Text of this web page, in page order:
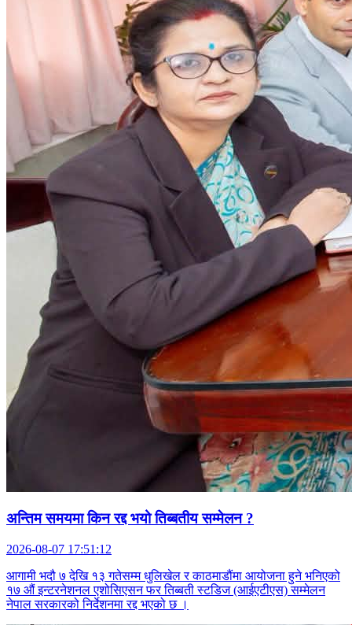
अन्तिम समयमा किन रद्द भयो तिब्बतीय सम्मेलन ?
2026-08-07 17:51:12
आगामी भदौ ७ देखि १३ गतेसम्म धुलिखेल र काठमाडौंमा आयोजना हुने भनिएको
१७ औं इन्टरनेशनल एशोसिएसन फर तिब्बती स्टडिज (आईएटीएस) सम्मेलन
नेपाल सरकारको निर्देशनमा रद्द भएको छ ।